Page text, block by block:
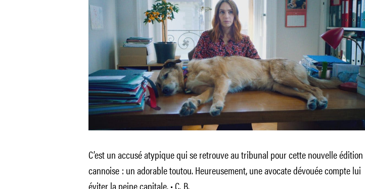
C’est un accusé atypique qui se retrouve au tribunal pour cette nouvelle édition
cannoise : un adorable toutou. Heureusement, une avocate dévouée compte lui
éviter la peine capitale. • C. B.